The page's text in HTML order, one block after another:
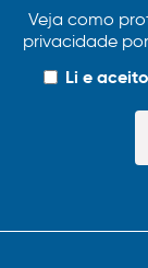
Veja como
privacidade
Li e